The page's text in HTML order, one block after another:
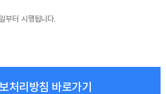
부터 시행됩니다.
처리방침 바로가기